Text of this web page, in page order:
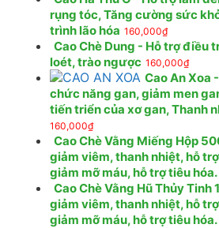
rụng tóc, Tăng cường sức
trình lão hóa 160,000₫
Cao Chè Dung - Hỗ trợ điều
loét, trào ngược 160,000₫
Cao An Xoa
chức năng gan, giảm men
tiến triển của xơ gan, Thanh
160,000₫
Cao Chè Vằng Miếng Hộp
giảm viêm, thanh nhiệt, hỗ
giảm mỡ máu, hỗ trợ tiêu hóa.
Cao Chè Vằng Hũ Thủy Tinh
giảm viêm, thanh nhiệt, hỗ
giảm mỡ máu, hỗ trợ tiêu hóa.